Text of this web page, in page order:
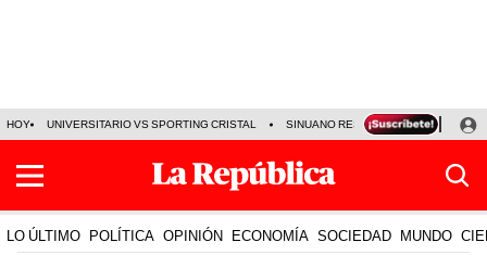
HOY UNIVERSITARIO VS SPORTING CRISTAL SINUANO RESULTADOS HOY
LO ÚLTIMO POLÍTICA OPINIÓN ECONOMÍA SOCIEDAD MUNDO